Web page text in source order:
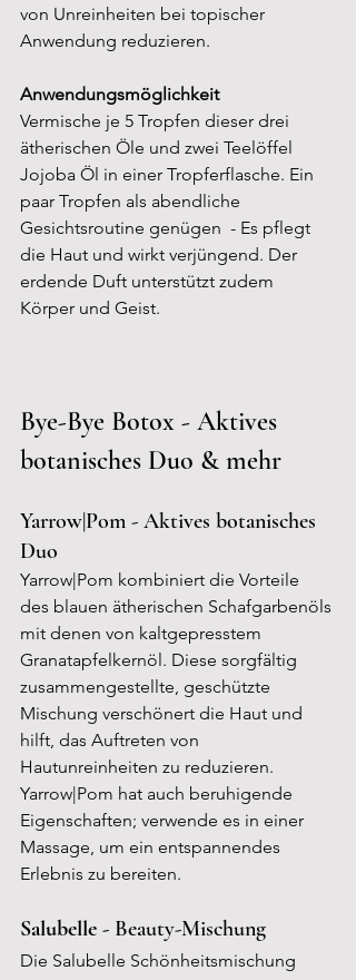
von Unreinheiten bei topischer
Anwendung reduzieren.
Anwendungsmöglichkeit
Vermische je 5 Tropfen dieser drei
ätherischen Öle und zwei Teelöffel
Jojoba Öl in einer Tropferflasche. Ein
paar Tropfen als abendliche
Gesichtsroutine genügen  - Es pflegt
die Haut und wirkt verjüngend. Der
erdende Duft unterstützt zudem
Körper und Geist.
Bye-Bye Botox - Aktives
botanisches Duo & mehr
Yarrow|Pom - Aktives botanisches
Duo
Yarrow|Pom kombiniert die Vorteile
des blauen ätherischen Schafgarbenöls
mit denen von kaltgepresstem
Granatapfelkernöl. Diese sorgfältig
zusammengestellte, geschützte
Mischung verschönert die Haut und
hilft, das Auftreten von
Hautunreinheiten zu reduzieren.
Yarrow|Pom hat auch beruhigende
Eigenschaften; verwende es in einer
Massage, um ein entspannendes
Erlebnis zu bereiten.
Salubelle - Beauty-Mischung
Die Salubelle Schönheitsmischung